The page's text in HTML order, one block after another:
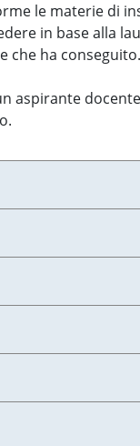
le materie di
in base alla
che ha conseguito.
aspirante